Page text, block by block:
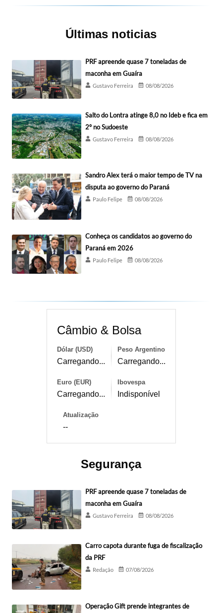
Últimas noticias
PRF apreende quase 7 toneladas de
maconha em Guaíra
Gustavo Ferreira 08/08/2026
Salto do Lontra atinge 8,0 no Ideb e fica em
2º no Sudoeste
Gustavo Ferreira 08/08/2026
Sandro Alex terá o maior tempo de TV na
disputa ao governo do Paraná
Paulo Felipe 08/08/2026
Conheça os candidatos ao governo do
Paraná em 2026
Paulo Felipe 08/08/2026
Câmbio & Bolsa
Dólar (USD)
Carregando...
Peso Argentino
Carregando...
Euro (EUR)
Carregando...
Ibovespa
Indisponível
Atualização
--
Segurança
PRF apreende quase 7 toneladas de
maconha em Guaíra
Gustavo Ferreira 08/08/2026
Carro capota durante fuga de fiscalização
da PRF
Redação 07/08/2026
Operação Gift prende integrantes de